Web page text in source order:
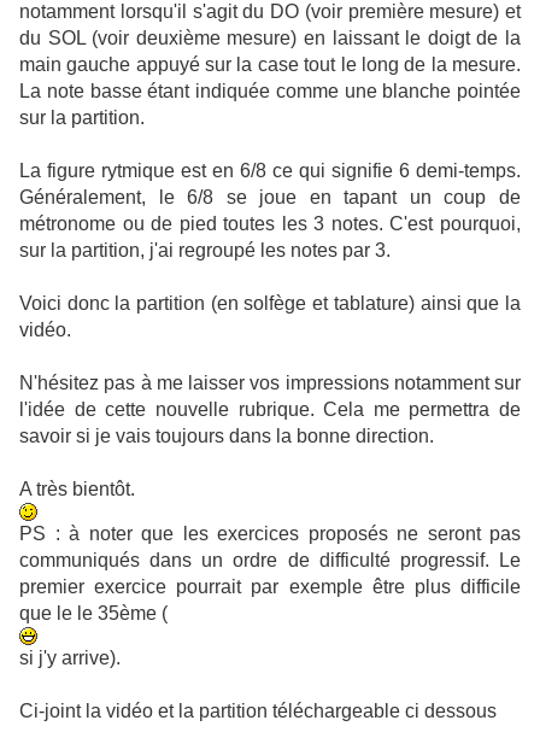
notamment lorsqu'il s'agit du DO (voir première mesure) et
du SOL (voir deuxième mesure) en laissant le doigt de la
main gauche appuyé sur la case tout le long de la mesure.
La note basse étant indiquée comme une blanche pointée
sur la partition.
La figure rytmique est en 6/8 ce qui signifie 6 demi-temps.
Généralement, le 6/8 se joue en tapant un coup de
métronome ou de pied toutes les 3 notes. C'est pourquoi,
sur la partition, j'ai regroupé les notes par 3.
Voici donc la partition (en solfège et tablature) ainsi que la
vidéo.
N'hésitez pas à me laisser vos impressions notamment sur
l'idée de cette nouvelle rubrique. Cela me permettra de
savoir si je vais toujours dans la bonne direction.
A très bientôt.
PS : à noter que les exercices proposés ne seront pas
communiqués dans un ordre de difficulté progressif. Le
premier exercice pourrait par exemple être plus difficile
que le le 35ème (
si j'y arrive).
Ci-joint la vidéo et la partition téléchargeable ci dessous